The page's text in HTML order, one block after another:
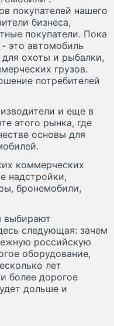
покупателей нашего
бизнеса,
покупатели. Пока
это автомобиль
охоты и рыбалки,
грузов.
потребителей
и еще в
этого рынка, где
основы для
коммерческих
надстройки,
бронемобили,
выбирают
следующая: зачем
российскую
оборудование,
лет
более дорогое
дольше и